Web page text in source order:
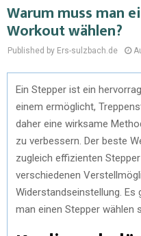
Warum muss man
Workout wählen?
Published by Ers-sulzbach.de
Ein Stepper ist ein
einem ermöglicht,
daher eine wirksame
zu verbessern. Der beste
zugleich effizienten
verschiedenen
Widerstandseinstellung. Es
man einen Stepper wählen